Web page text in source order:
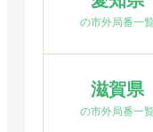
の市外局番一
滋賀県
の市外局番一